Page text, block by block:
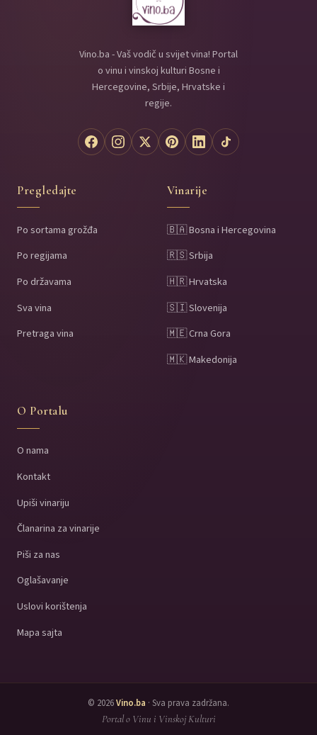
Vino.ba - Vaš vodič u svijet vina! Portal
o vinu i vinskoj kulturi Bosne i
Hercegovine, Srbije, Hrvatske i
regije.
Pregledajte
Po sortama grožđa
Po regijama
Po državama
Sva vina
Pretraga vina
Vinarije
🇧🇦 Bosna i Hercegovina
🇷🇸 Srbija
🇭🇷 Hrvatska
🇸🇮 Slovenija
🇲🇪 Crna Gora
🇲🇰 Makedonija
O Portalu
O nama
Kontakt
Upiši vinariju
Članarina za vinarije
Piši za nas
Oglašavanje
Uslovi korištenja
Mapa sajta
© 2026Vino.ba · Sva prava zadržana.
Portal o Vinu i Vinskoj Kulturi